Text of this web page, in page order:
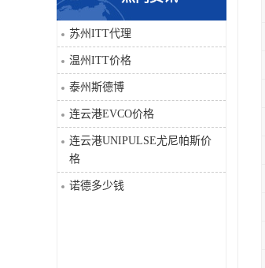
科比
三菱
DRPAG
苏州ITT代理
温州ITT价格
泰州斯德博
连云港EVCO价格
连云港UNIPULSE尤尼帕斯价
格
诺德多少钱